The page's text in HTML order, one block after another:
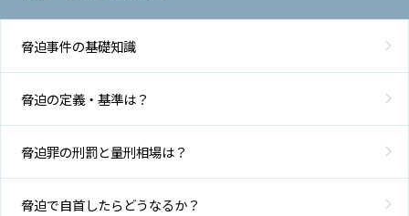
アク
セス脅迫事件の基礎知識
脅迫の定義・基準は？
脅迫罪の刑罰と量刑相場は？
脅迫で自首したらどうなるか？